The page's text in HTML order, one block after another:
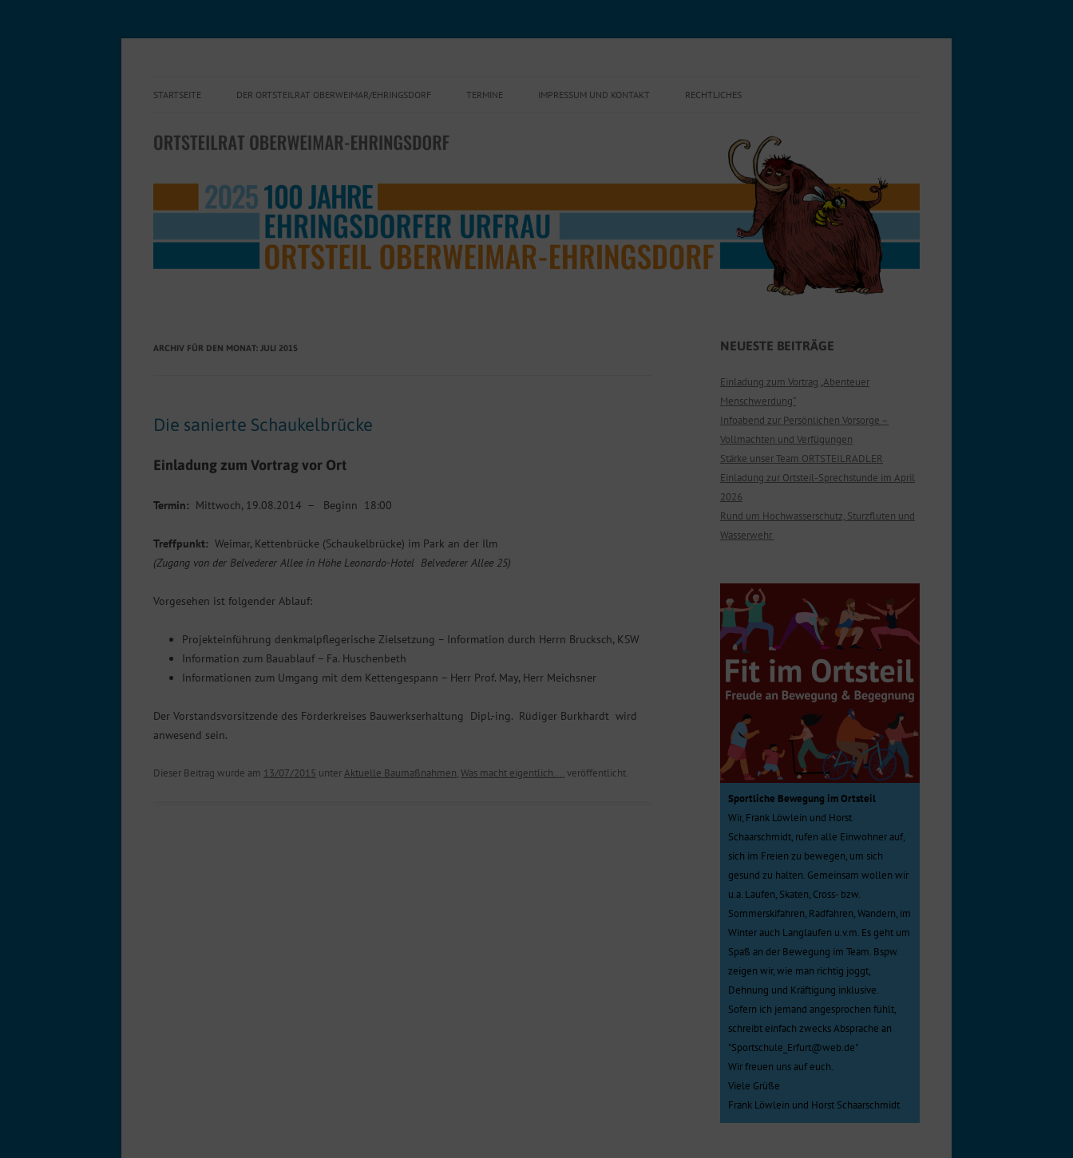
Inhalt
STARTSEITE DER ORTSTEILRAT OBERWEIMAR/EHRINGSDORF
PRESSE
TERMINE IMPRESSUM UND KONTAKT RECHTLICHES
COOKIE-RICHTLINIE (EU)
ARCHIV FÜR DEN MONAT: JULI 2015
Die sanierte Schaukelbrücke
Einladung zum Vortrag vor Ort
Termin: Mittwoch, 19.08.2014 – Beginn 18:00
Treffpunkt: Weimar, Kettenbrücke (Schaukelbrücke) im Park an der Ilm
(Zugang von der Belvederer Allee in Höhe Leonardo-Hotel Belvederer Allee 25)
Vorgesehen ist folgender Ablauf:
Projekteinführung denkmalpflegerische Zielsetzung – Information durch Herrn Brucksch, KSW
Information zum Bauablauf – Fa. Huschenbeth
Informationen zum Umgang mit dem Kettengespann – Herr Prof. May, Herr Meichsner
Der Vorstandsvorsitzende des Förderkreises Bauwerkserhaltung Dipl.-ing. Rüdiger Burkhardt wird
anwesend sein.
Dieser Beitrag wurde am 13/07/2015 unterAktuelle Baumaßnahmen,Was macht eigentlich....veröffentlicht.
NEUESTE BEITRÄGE
Einladung zum Vortrag „Abenteuer
Menschwerdung“
Infoabend zur Persönlichen Vorsorge –
Vollmachten und Verfügungen
Stärke unser Team ORTSTEILRADLER
Einladung zur Ortsteil-Sprechstunde im April
2026
Rund um Hochwasserschutz, Sturzfluten und
Wasserwehr
Sportliche Bewegung im Ortsteil
Wir, Frank Löwlein und Horst
Schaarschmidt, rufen alle Einwohner auf,
sich im Freien zu bewegen, um sich
gesund zu halten. Gemeinsam wollen wir
u.a. Laufen, Skaten, Cross- bzw.
Sommerskifahren, Radfahren, Wandern, im
Winter auch Langlaufen u.v.m. Es geht um
Spaß an der Bewegung im Team. Bspw.
zeigen wir, wie man richtig joggt,
Dehnung und Kräftigung inklusive.
Sofern ich jemand angesprochen fühlt,
schreibt einfach zwecks Absprache an
"Sportschule_Erfurt@web.de"
Wir freuen uns auf euch.
Viele Grüße
Frank Löwlein und Horst Schaarschmidt